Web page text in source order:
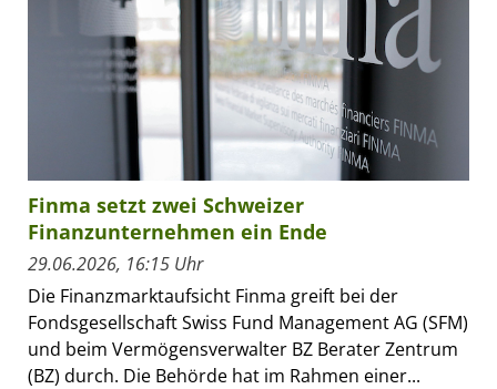
Finma setzt zwei Schweizer
Finanzunternehmen ein Ende
29.06.2026, 16:15 Uhr
Die Finanzmarktaufsicht Finma greift bei der
Fondsgesellschaft Swiss Fund Management AG (SFM)
und beim Vermögensverwalter BZ Berater Zentrum
(BZ) durch. Die Behörde hat im Rahmen einer...